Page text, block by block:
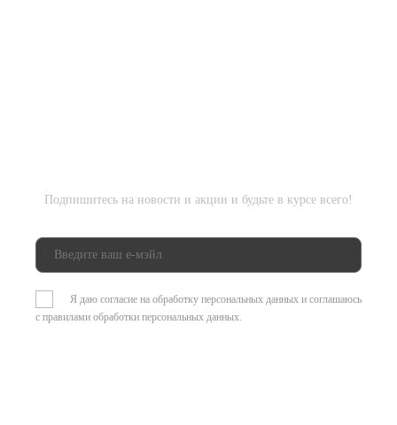
Подпишитесь на новости и акции и будьте в курсе всего!
Я даю согласие на обработку персональных данных и соглашаюсь
с правилами обработки персональных данных.